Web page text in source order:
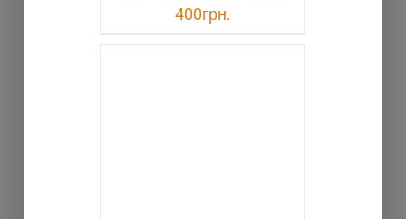
400грн.